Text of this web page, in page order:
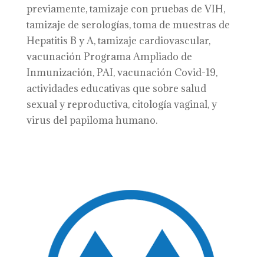
previamente, tamizaje con pruebas de VIH,
tamizaje de serologías, toma de muestras de
Hepatitis B y A, tamizaje cardiovascular,
vacunación Programa Ampliado de
Inmunización, PAI, vacunación Covid-19,
actividades educativas que sobre salud
sexual y reproductiva, citología vaginal, y
virus del papiloma humano.